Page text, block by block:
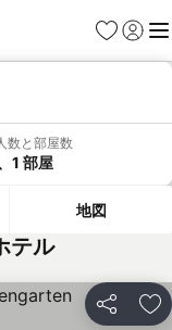
お気に入り
ログイ
メ
数と部屋数
1 部屋
地図
テル
シェア お